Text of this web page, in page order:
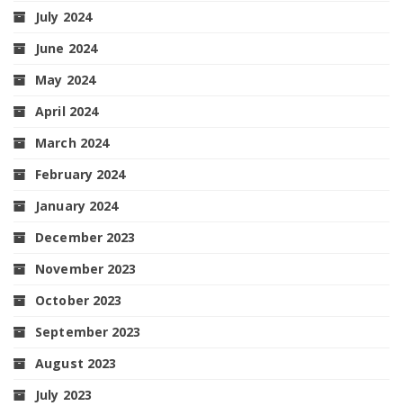
July 2024
June 2024
May 2024
April 2024
March 2024
February 2024
January 2024
December 2023
November 2023
October 2023
September 2023
August 2023
July 2023